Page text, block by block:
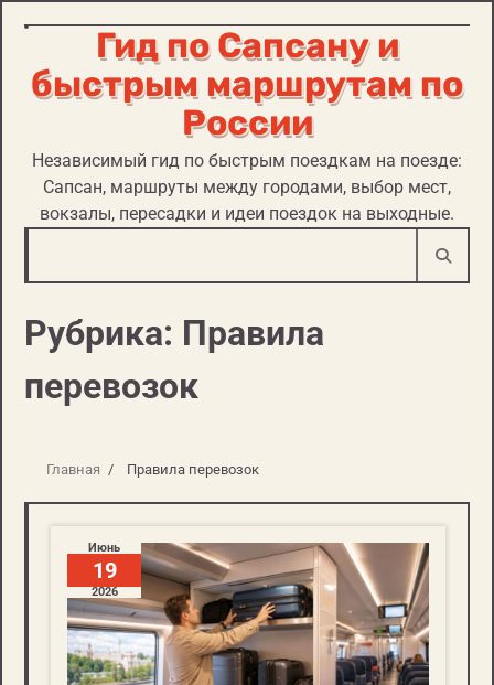
Перейти
содержимому
Гид по Сапсану и
быстрым маршрутам по
России
Независимый гид по быстрым поездкам на поезде:
Сапсан, маршруты между городами, выбор мест,
вокзалы, пересадки и идеи поездок на выходные.
Рубрика: Правила
перевозок
Главная Правила перевозок
Июнь
19
2026